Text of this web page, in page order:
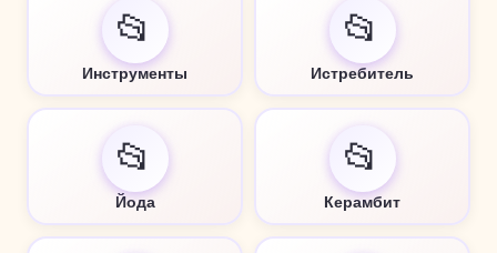
📂
Инструменты
📂
Истребитель
📂
Йода
📂
Керамбит